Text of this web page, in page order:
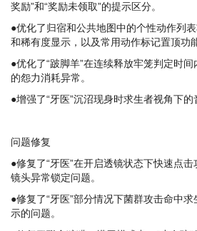
奖励”和“奖励未领取”的提示区分。
●优化了归宿和公共地图中的个性动作列
和稀有度显示，以及常用动作标记置顶功能
●优化了“跛脚羊”在连续释放牢笼判定时
的怨力消耗异常。
●增强了“牙医”沉沼现身时求生者视角下的
问题修复
●修复了“牙医”在开启透镜状态下快速点
镜头异常锁定问题。
●修复了“牙医”部分情况下菌群攻击命中
示的问题。